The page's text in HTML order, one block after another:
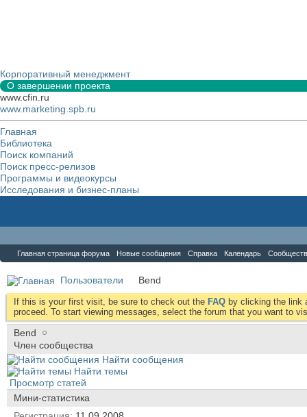
Корпоративный менеджмент
О завершении проекта
www.cfin.ru
www.marketing.spb.ru
Главная
Библиотека
Поиск компаний
Поиск пресс-релизов
Программы и видеокурсы
Исследования и бизнес-планы
Главная страница форума Новые сообщения Справка Календарь
Пользователи Bend
If this is your first visit, be sure to check out the FAQ by clicking the link
proceed. To start viewing messages, select the forum that you want to
Bend
Член сообщества
Найти сообщения
Найти темы
Просмотр статей
Мини-статистика